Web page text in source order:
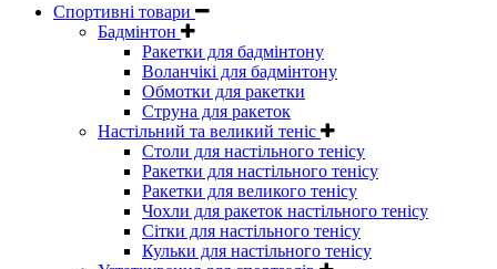
Спортивні товари
Бадмінтон
Ракетки для бадмінтону
Воланчікі для бадмінтону
Обмотки для ракетки
Струна для ракеток
Настільний та великий теніс
Столи для настільного тенісу
Ракетки для настільного тенісу
Ракетки для великого тенісу
Чохли для ракеток настільного тенісу
Сітки для настільного тенісу
Кульки для настільного тенісу